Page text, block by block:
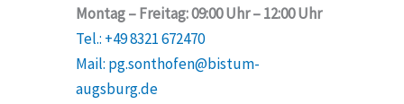
Montag – Freitag: 09:00 Uhr – 12:00 Uhr
Tel.: +49 8321 672470
Mail: pg.sonthofen@bistum-
augsburg.de